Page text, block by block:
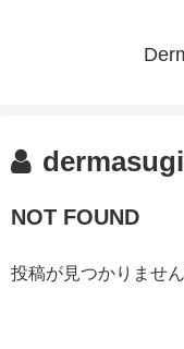
NOT FOUND
投稿が見つかりません